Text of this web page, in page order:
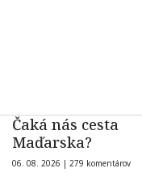
Čaká nás cesta
Maďarska?
06. 08. 2026 | 279 komentárov